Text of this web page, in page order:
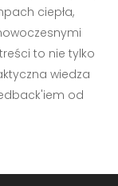
ciepła,
to nie tylko
wiedza
od